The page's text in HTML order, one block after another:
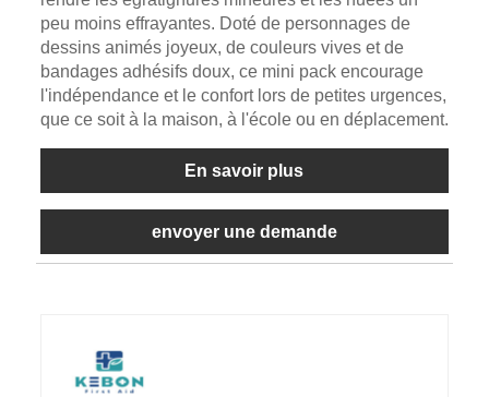
peu moins effrayantes. Doté de personnages de
dessins animés joyeux, de couleurs vives et de
bandages adhésifs doux, ce mini pack encourage
l'indépendance et le confort lors de petites urgences,
que ce soit à la maison, à l'école ou en déplacement.
En savoir plus
envoyer une demande